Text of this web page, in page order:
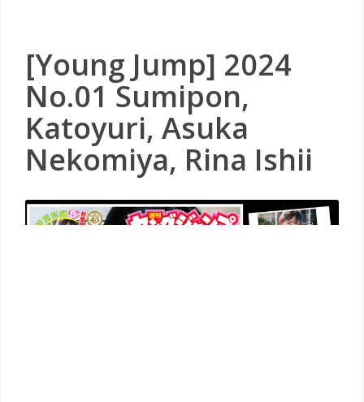
[Young Jump] 2024
No.01 Sumipon,
Katoyuri, Asuka
Nekomiya, Rina Ishii